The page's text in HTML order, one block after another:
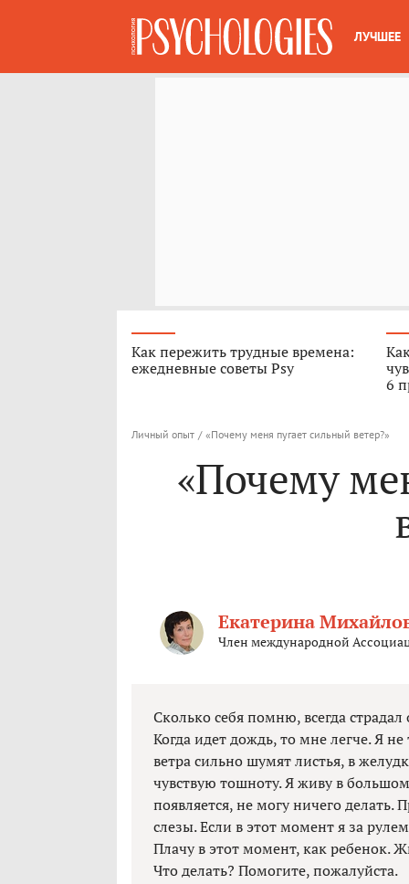
ЛУЧШЕЕ
Как пережить трудные времена:
ежедневные советы Psy
6
Личный опыт / «Почему меня пугает сильный ветер?»
«Почему
Екатерина
Член международной
Сколько себя помню, всегда
Когда идет дождь, то мне легче. Я
ветра сильно шумят листья, в
чувствую тошноту. Я живу в
появляется, не могу ничего
слезы. Если в этот момент я за
Плачу в этот момент, как ребенок.
Что делать? Помогите, пожалуйста.